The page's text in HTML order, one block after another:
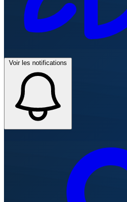
Voir les notifications